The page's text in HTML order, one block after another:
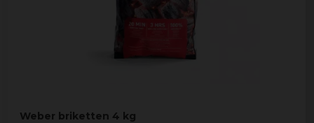
Weber briketten 4 kg